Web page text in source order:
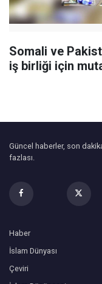
Somali ve
iş birliği için
Güncel haberler, son
fazlası.
Haber
İslam Dünyası
Çeviri